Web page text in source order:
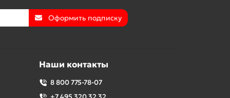
Оформить подписку
Наши контакты
8 800 775-78-07